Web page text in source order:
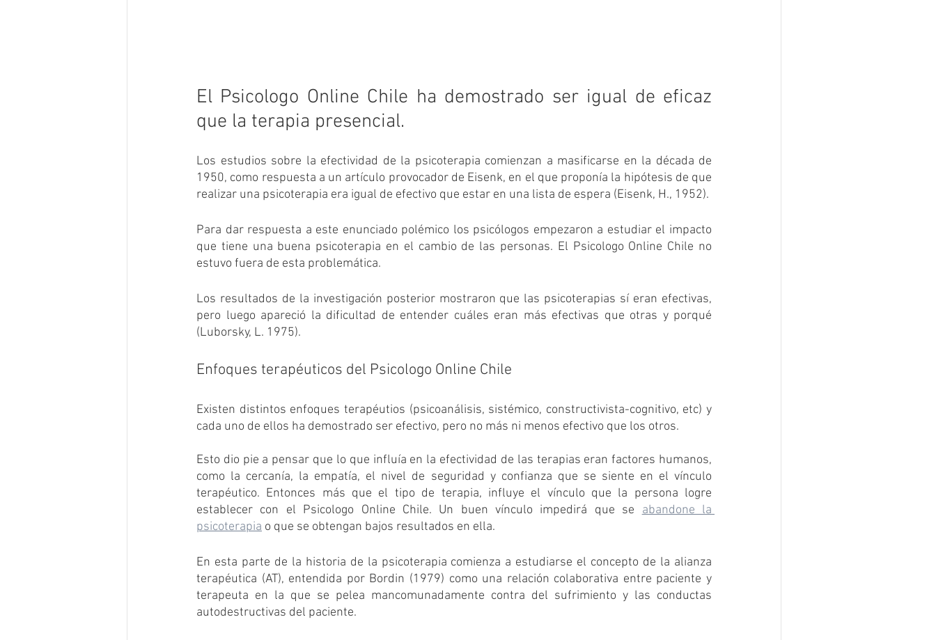
El Psicologo Online Chile ha demostrado ser igual de eficaz
que la terapia presencial.
Los estudios sobre la efectividad de la psicoterapia comienzan a masificarse en la década de
1950, como respuesta a un artículo provocador de Eisenk, en el que proponía la hipótesis de que
realizar una psicoterapia era igual de efectivo que estar en una lista de espera (Eisenk, H., 1952).
Para dar respuesta a este enunciado polémico los psicólogos empezaron a estudiar el impacto
que tiene una buena psicoterapia en el cambio de las personas. El Psicologo Online Chile no
estuvo fuera de esta problemática.
Los resultados de la investigación posterior mostraron que las psicoterapias sí eran efectivas,
pero luego apareció la dificultad de entender cuáles eran más efectivas que otras y porqué
(Luborsky, L. 1975).
Enfoques terapéuticos del Psicologo Online Chile
Existen distintos enfoques terapéutios (psicoanálisis, sistémico, constructivista-cognitivo, etc) y
cada uno de ellos ha demostrado ser efectivo, pero no más ni menos efectivo que los otros.
Esto dio pie a pensar que lo que influía en la efectividad de las terapias eran factores humanos,
como la cercanía, la empatía, el nivel de seguridad y confianza que se siente en el vínculo
terapéutico. Entonces más que el tipo de terapia, influye el vínculo que la persona logre
establecer con el Psicologo Online Chile. Un buen vínculo impedirá que se abandone la
psicoterapia o que se obtengan bajos resultados en ella.
En esta parte de la historia de la psicoterapia comienza a estudiarse el concepto de la alianza
terapéutica (AT), entendida por Bordin (1979) como una relación colaborativa entre paciente y
terapeuta en la que se pelea mancomunadamente contra del sufrimiento y las conductas
autodestructivas del paciente.